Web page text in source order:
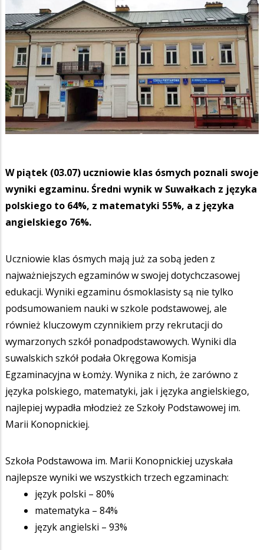
W piątek (03.07) uczniowie klas ósmych poznali swoje
wyniki egzaminu. Średni wynik w Suwałkach z języka
polskiego to 64%, z matematyki 55%, a z języka
angielskiego 76%.
Uczniowie klas ósmych mają już za sobą jeden z
najważniejszych egzaminów w swojej dotychczasowej
edukacji. Wyniki egzaminu ósmoklasisty są nie tylko
podsumowaniem nauki w szkole podstawowej, ale
również kluczowym czynnikiem przy rekrutacji do
wymarzonych szkół ponadpodstawowych. Wyniki dla
suwalskich szkół podała Okręgowa Komisja
Egzaminacyjna w Łomży. Wynika z nich, że zarówno z
języka polskiego, matematyki, jak i języka angielskiego,
najlepiej wypadła młodzież ze Szkoły Podstawowej im.
Marii Konopnickiej.
Szkoła Podstawowa im. Marii Konopnickiej uzyskała
najlepsze wyniki we wszystkich trzech egzaminach:
język polski – 80%
matematyka – 84%
język angielski – 93%